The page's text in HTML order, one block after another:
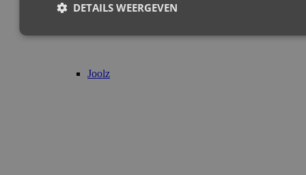
Joolz
DETAILS WEERGEVEN